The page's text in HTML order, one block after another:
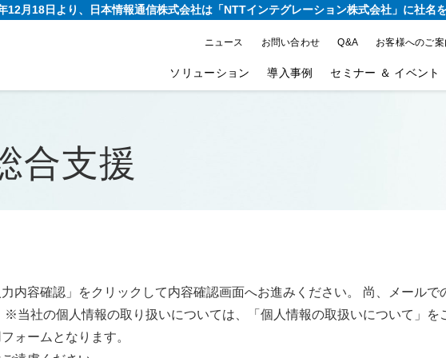
12月18日より、日本情報通信株式会社は「NTTインテグレーション株式会社」に社名
ニュース お問い合わせ Q&A お客様へのご
ソリューション 導入事例 セミナー ＆ イベント
合支援
力内容確認」をクリックして内容確認画面へお進みください。 尚、メール
※当社の個人情報の取り扱いについては、「個人情報の取扱いについて」
ォームとなります。